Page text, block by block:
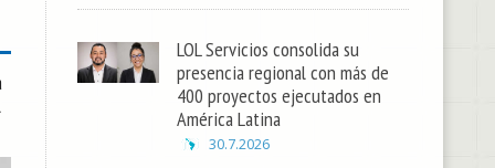
LOL Servicios consolida su
presencia regional con más de
400 proyectos ejecutados en
América Latina
30.7.2026